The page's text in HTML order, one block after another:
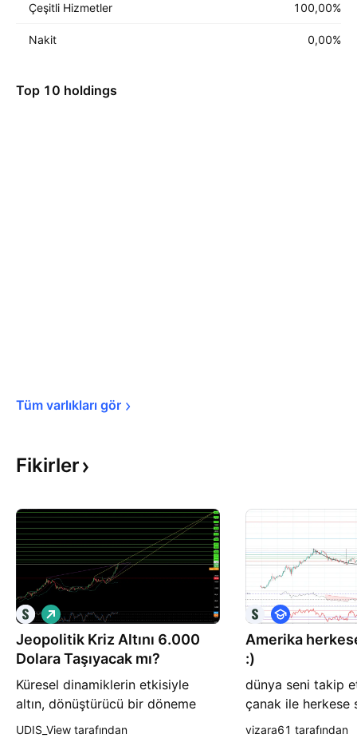
Çeşitli Hizmetler 100,00%
Nakit 0,00%
Top 10 holdings
Tüm varlıkları gör
Fikirler
Jeopolitik Kriz Altını 6.000
Dolara Taşıyacak mı?
Küresel dinamiklerin etkisiyle
altın, dönüştürücü bir döneme
giriyor. Geleneksel olarak güvenli
A
l
ı
ş
UDIS_View tarafından
Amerika
:)
dünya seni takip
çanak ile herkese
E
ğ
i
vizara61 tarafından